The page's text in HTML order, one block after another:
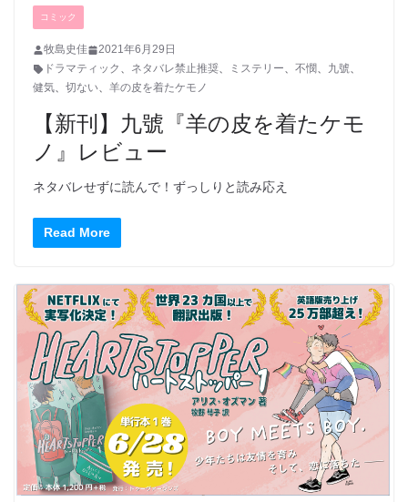
コミック
牧島史佳
2021年6月29日
ドラマティック 、 ネタバレ禁止推奨、 ミステリー、 不憫、 九號、
健気、 切ない、 羊の皮を着たケモノ
【新刊】九號『羊の皮を着たケモ
ノ』レビュー
ネタバレせずに読んで！ずっしりと読み応え
Read More